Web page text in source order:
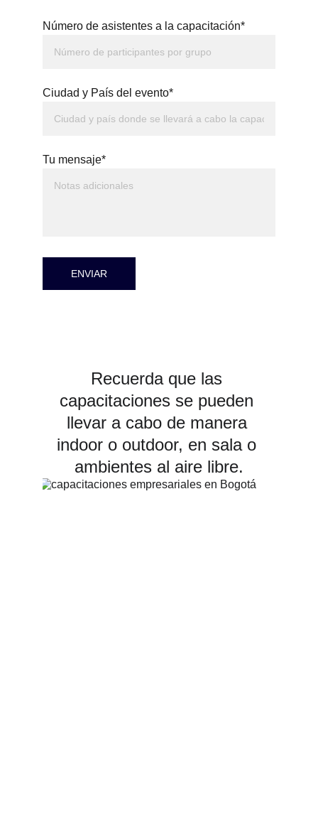
Número de asistentes a la capacitación*
Ciudad y País del evento*
Tu mensaje*
ENVIAR
Recuerda que las
capacitaciones se pueden
llevar a cabo de manera
indoor o outdoor, en sala o
ambientes al aire libre.